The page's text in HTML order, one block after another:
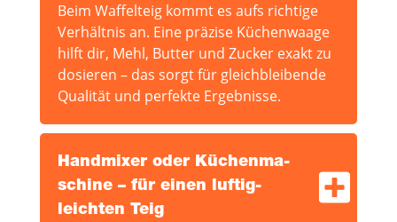
Beim Waf­fel­teig kommt es aufs rich­ti­ge
Ver­hält­nis an. Eine prä­zi­se Küchen­waa­ge
hilft dir, Mehl, But­ter und Zucker exakt zu
dosie­ren – das sorgt für gleich­blei­ben­de
Qua­li­tät und per­fek­te Ergebnisse.
Hand­mi­xer oder Küchen­ma­
schi­ne – für einen luf­tig-
leich­ten Teig